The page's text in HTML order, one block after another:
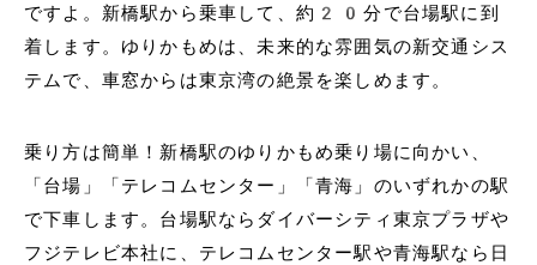
ですよ。新橋駅から乗車して、約20分で台場駅に到
着します。ゆりかもめは、未来的な雰囲気の新交通シス
テムで、車窓からは東京湾の絶景を楽しめます。
乗り方は簡単！新橋駅のゆりかもめ乗り場に向かい、
「台場」「テレコムセンター」「青海」のいずれかの駅
で下車します。台場駅ならダイバーシティ東京プラザや
フジテレビ本社に、テレコムセンター駅や青海駅なら日